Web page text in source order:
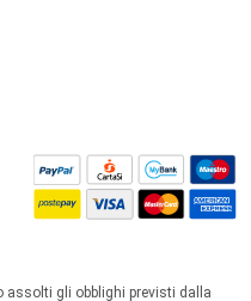
assolti gli obblighi previsti dalla